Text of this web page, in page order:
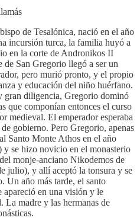
de Tesalónica, nació en el año
incursión turca, la familia huyó a
en la corte de Andronikos II
San Gregorio llegó a ser un
pero murió pronto, y el propio
y educación del niño huérfano.
gran diligencia, Gregorio dominó
que componían entonces el curso
medieval. El emperador esperaba
gobierno. Pero Gregorio, apenas
Santo Monte Athos en el año
y se hizo novicio en el monasterio
monje-anciano Nikodemos de
julio), y allí aceptó la tonsura y se
Un año más tarde, el santo
apareció en una visión y le
La madre y las hermanas de